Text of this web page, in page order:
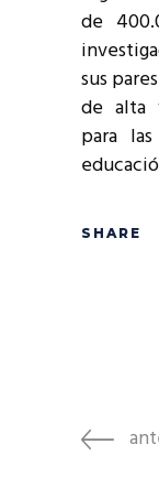
de
sus
de alta
para